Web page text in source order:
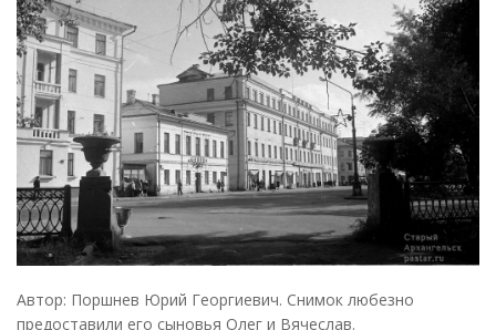
Автор: Поршнев Юрий Георгиевич. Снимок любезно
предоставили его сыновья Олег и Вячеслав.